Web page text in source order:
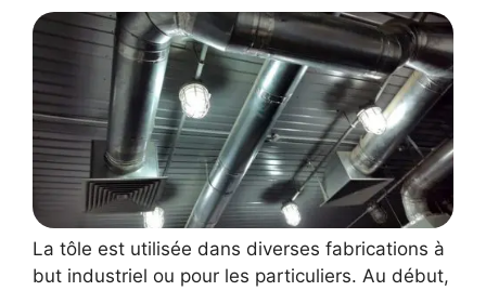
La tôle est utilisée dans diverses fabrications à
but industriel ou pour les particuliers. Au début,